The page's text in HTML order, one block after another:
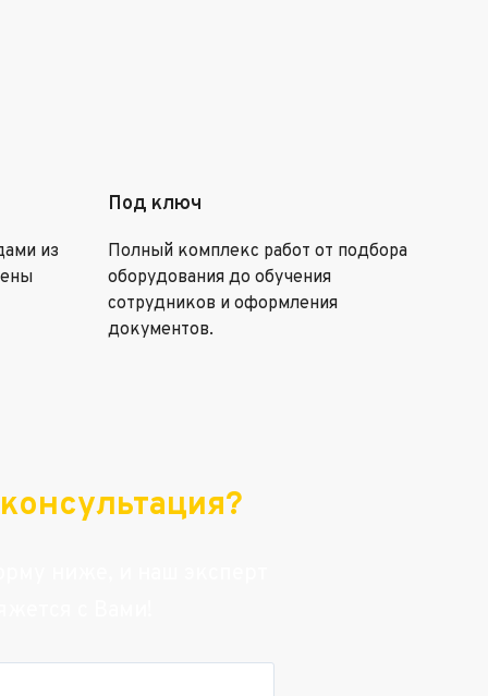
из
Под ключ
Полный комплекс работ от подбора
оборудования до обучения
сотрудников и оформления
документов.